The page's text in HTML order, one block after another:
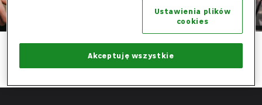
Stabilne miejsce pracyUstawienia plików
cookies
Akceptuję wszystkie